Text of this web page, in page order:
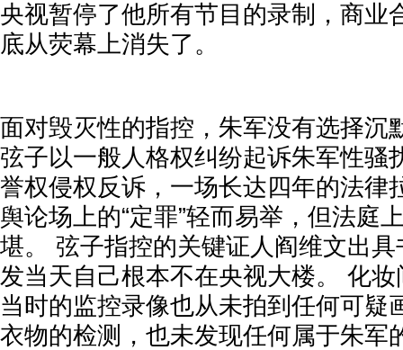
央视暂停了他所有节目的录制，商业
底从荧幕上消失了。
面对毁灭性的指控，朱军没有选择沉
弦子以一般人格权纠纷起诉朱军性骚
誉权侵权反诉，一场长达四年的法律
舆论场上的“定罪”轻而易举，但法庭
堪。 弦子指控的关键证人阎维文出
发当天自己根本不在央视大楼。 化
当时的监控录像也从未拍到任何可疑
衣物的检测，也未发现任何属于朱军